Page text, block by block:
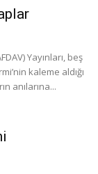
Yayınları, beş
kaleme aldığı
anılarına...